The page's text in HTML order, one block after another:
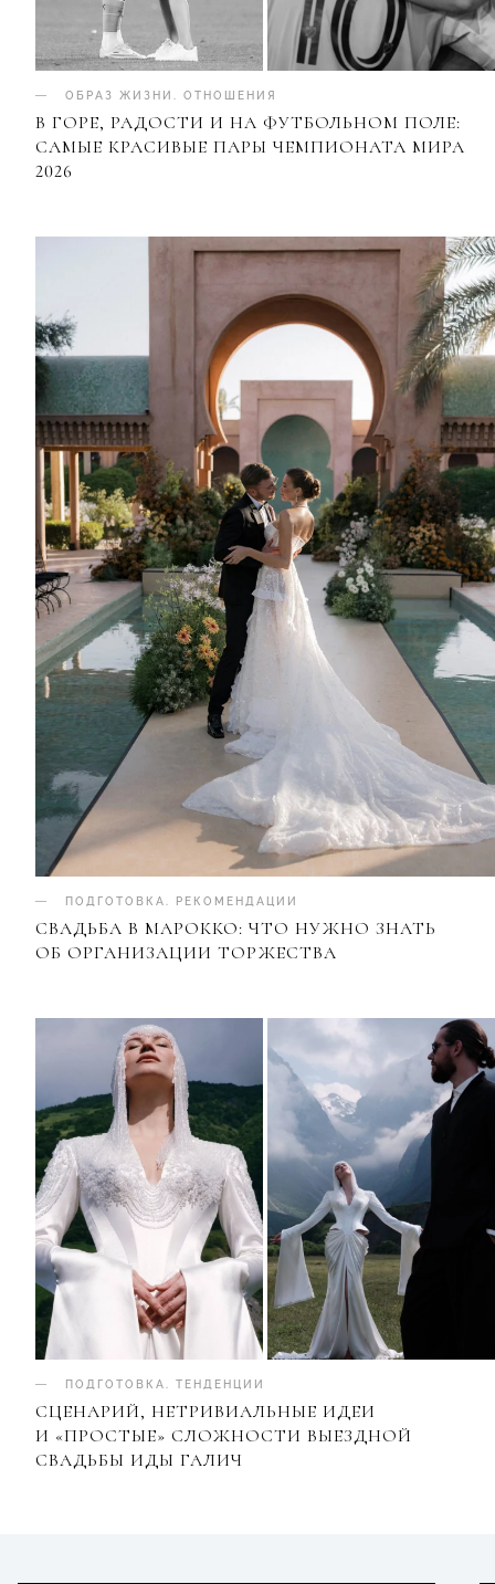
ОБРАЗ ЖИЗНИ ОТНОШЕНИЯ
В ГОРЕ, РАДОСТИ И НА ФУТБОЛЬНОМ ПОЛЕ:
САМЫЕ КРАСИВЫЕ ПАРЫ ЧЕМПИОНАТА МИРА
2026
ПОДГОТОВКА РЕКОМЕНДАЦИИ
СВАДЬБА В МАРОККО: ЧТО НУЖНО ЗНАТЬ
ОБ ОРГАНИЗАЦИИ ТОРЖЕСТВА
ПОДГОТОВКА ТЕНДЕНЦИИ
СЦЕНАРИЙ, НЕТРИВИАЛЬНЫЕ ИДЕИ
И «ПРОСТЫЕ» СЛОЖНОСТИ ВЫЕЗДНОЙ
СВАДЬБЫ ИДЫ ГАЛИЧ